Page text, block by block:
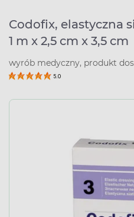
Codofix, elastyczna
1 m x 2,5 cm x 3,5 cm
wyrób medyczny, produkt
5.0